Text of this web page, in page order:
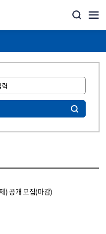
) 공개 모집(마감)